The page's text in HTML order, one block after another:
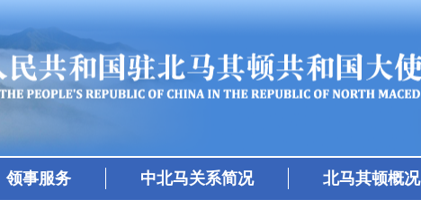
领事服务 中北马关系简况 北马其顿概况